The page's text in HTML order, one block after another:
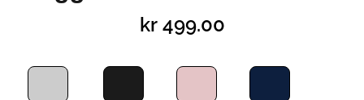
kr499.00